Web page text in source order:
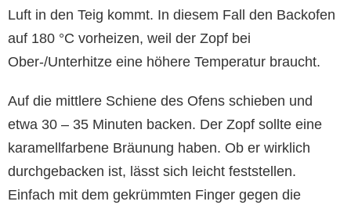
Luft in den Teig kommt. In diesem Fall den Backofen
auf 180 °C vorheizen, weil der Zopf bei
Ober-/Unterhitze eine höhere Temperatur braucht.
Auf die mittlere Schiene des Ofens schieben und
etwa 30 – 35 Minuten backen. Der Zopf sollte eine
karamellfarbene Bräunung haben. Ob er wirklich
durchgebacken ist, lässt sich leicht feststellen.
Einfach mit dem gekrümmten Finger gegen die